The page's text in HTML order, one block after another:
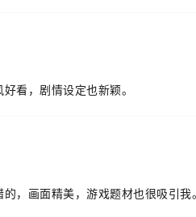
看，剧情设定也新颖。
，画面精美，游戏题材也很吸引我。